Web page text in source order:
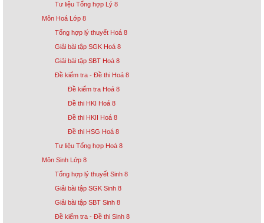
Tư liệu Tổng hợp Lý 8
Môn Hoá Lớp 8
Tổng hợp lý thuyết Hoá 8
Giải bài tập SGK Hoá 8
Giải bài tập SBT Hoá 8
Đề kiểm tra - Đề thi Hoá 8
Đề kiểm tra Hoá 8
Đề thi HKI Hoá 8
Đề thi HKII Hoá 8
Đề thi HSG Hoá 8
Tư liệu Tổng hợp Hoá 8
Môn Sinh Lớp 8
Tổng hợp lý thuyết Sinh 8
Giải bài tập SGK Sinh 8
Giải bài tập SBT Sinh 8
Đề kiểm tra - Đề thi Sinh 8